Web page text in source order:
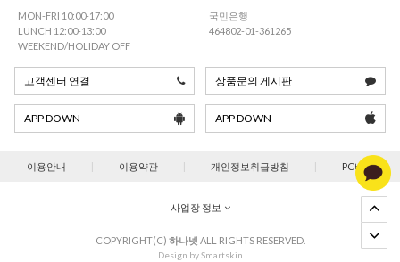
MON-FRI 10:00-17:00
LUNCH 12:00-13:00
WEEKEND/HOLIDAY OFF
국민은행
464802-01-361265
고객센터 연결 상품문의 게시판
APP DOWN APP DOWN
이용안내 | 이용약관 | 개인정보취급방침 | PC버젼
사업장 정보
COPYRIGHT(C) 하나넷 ALL RIGHTS RESERVED.